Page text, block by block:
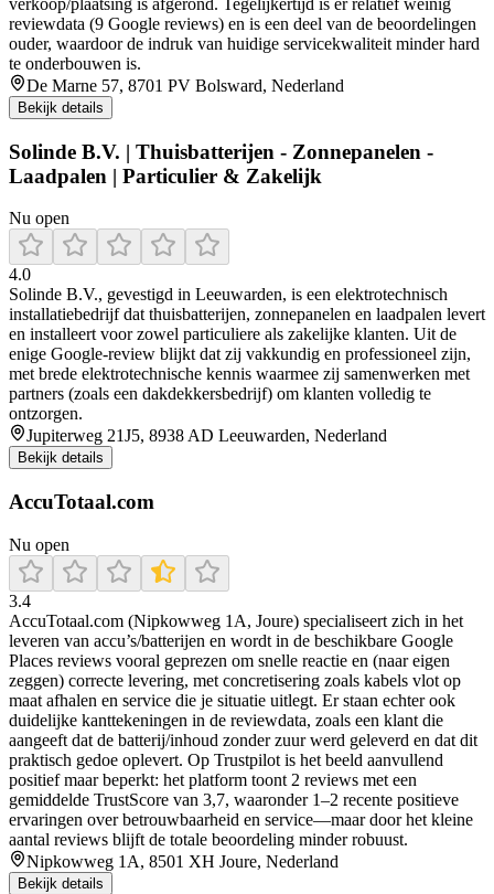
reviewdata (9 Google reviews) en is een deel van de beoordelingen
ouder, waardoor de indruk van huidige servicekwaliteit minder hard
te onderbouwen is.
De Marne 57, 8701 PV Bolsward, Nederland
Bekijk details
Solinde B.V. | Thuisbatterijen - Zonnepanelen -
Laadpalen | Particulier & Zakelijk
Nu open
4.0
Solinde B.V., gevestigd in Leeuwarden, is een elektrotechnisch
installatiebedrijf dat thuisbatterijen, zonnepanelen en laadpalen levert
en installeert voor zowel particuliere als zakelijke klanten. Uit de
enige Google‑review blijkt dat zij vakkundig en professioneel zijn,
met brede elektrotechnische kennis waarmee zij samenwerken met
partners (zoals een dakdekkersbedrijf) om klanten volledig te
ontzorgen.
Jupiterweg 21J5, 8938 AD Leeuwarden, Nederland
Bekijk details
AccuTotaal.com
Nu open
3.4
AccuTotaal.com (Nipkowweg 1A, Joure) specialiseert zich in het
leveren van accu’s/batterijen en wordt in de beschikbare Google
Places reviews vooral geprezen om snelle reactie en (naar eigen
zeggen) correcte levering, met concretisering zoals kabels vlot op
maat afhalen en service die je situatie uitlegt. Er staan echter ook
duidelijke kanttekeningen in de reviewdata, zoals een klant die
aangeeft dat de batterij/inhoud zonder zuur werd geleverd en dat dit
praktisch gedoe oplevert. Op Trustpilot is het beeld aanvullend
positief maar beperkt: het platform toont 2 reviews met een
gemiddelde TrustScore van 3,7, waaronder 1–2 recente positieve
ervaringen over betrouwbaarheid en service—maar door het kleine
aantal reviews blijft de totale beoordeling minder robuust.
Nipkowweg 1A, 8501 XH Joure, Nederland
Bekijk details